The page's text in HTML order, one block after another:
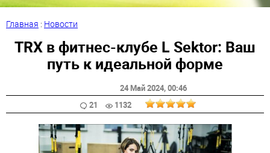
Главная : Новости
TRX в фитнес-клубе L Sektor: Ваш
путь к идеальной форме
24 Май 2024, 00:46
21
1132